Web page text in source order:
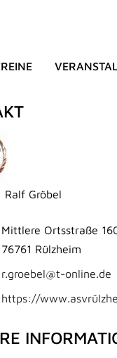
Ralf Gröbel
Mittlere Ortsstraße
76761 Rülzheim
r.groebel@t-online.de
https://